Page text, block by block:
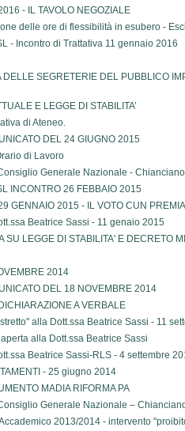
- IL TAVOLO NEGOZIALE
delle ore di flessibilità in esubero -
- Incontro di Trattativa 11 gennaio 2016
SEGRETERIE DEL PUBBLICO
E LEGGE DI STABILITA’
di Ateneo.
DEL 24 GIUGNO 2015
di Lavoro
Generale Nazionale -
INCONTRO 26 FEBBAIO 2015
GENNAIO 2015 - IL VOTO CUN
Beatrice Sassi - 11 genaio 2015
SU LEGGE DI STABILITA' E DECRETO
2014
DEL 18 NOVEMBRE 2014
A VERBALE
alla Dott.ssa Beatrice Sassi - 11
alla Dott.ssa Beatrice Sassi
Beatrice Sassi-RLS - 4 settembre
- 25 giugno 2014
MADIA RIFORMA PA
Generale Nazionale –
2013/2014 - intervento